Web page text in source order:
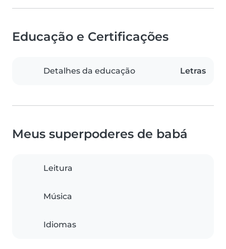
Educação e Certificações
Detalhes da educação Letras
Meus superpoderes de babá
Leitura
Música
Idiomas